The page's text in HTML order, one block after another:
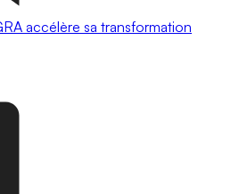
accélère sa transformation